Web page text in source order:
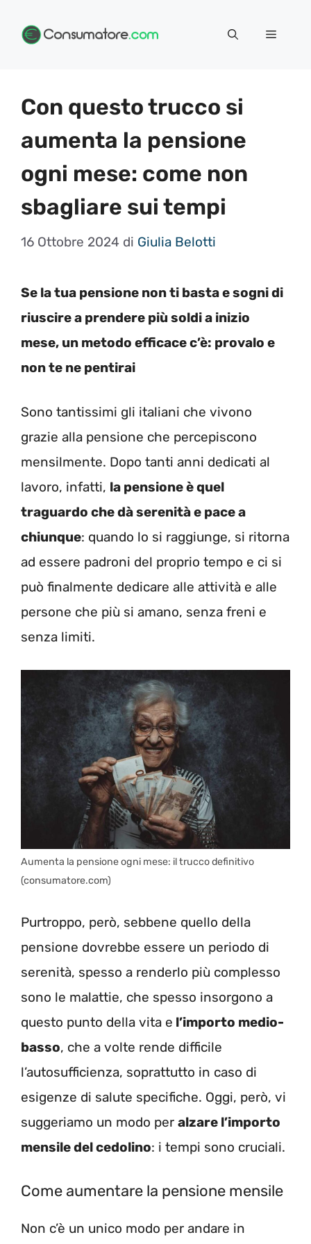
Menu
Con questo trucco si
aumenta la pensione
ogni mese: come non
sbagliare sui tempi
16 Ottobre 2024 di Giulia Belotti
Se la tua pensione non ti basta e sogni di
riuscire a prendere più soldi a inizio
mese, un metodo efficace c’è: provalo e
non te ne pentirai
Sono tantissimi gli italiani che vivono
grazie alla pensione che percepiscono
mensilmente. Dopo tanti anni dedicati al
lavoro, infatti, la pensione è quel
traguardo che dà serenità e pace a
chiunque: quando lo si raggiunge, si ritorna
ad essere padroni del proprio tempo e ci si
può finalmente dedicare alle attività e alle
persone che più si amano, senza freni e
senza limiti.
Aumenta la pensione ogni mese: il trucco definitivo
(consumatore.com)
Purtroppo, però, sebbene quello della
pensione dovrebbe essere un periodo di
serenità, spesso a renderlo più complesso
sono le malattie, che spesso insorgono a
questo punto della vita e l’importo medio-
basso, che a volte rende difficile
l’autosufficienza, soprattutto in caso di
esigenze di salute specifiche. Oggi, però, vi
suggeriamo un modo per alzare l’importo
mensile del cedolino: i tempi sono cruciali.
Come aumentare la pensione mensile
Non c’è un unico modo per andare in